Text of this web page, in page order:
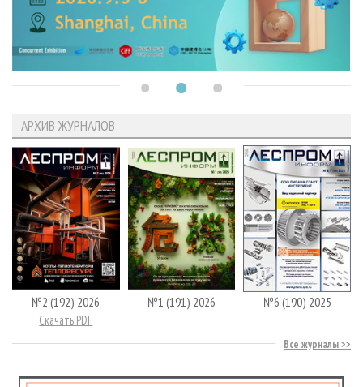
АРХИВ ЖУРНАЛОВ
№2 (192) 2026
Скачать PDF
№1 (191) 2026 №6 (190) 2025
Все журналы